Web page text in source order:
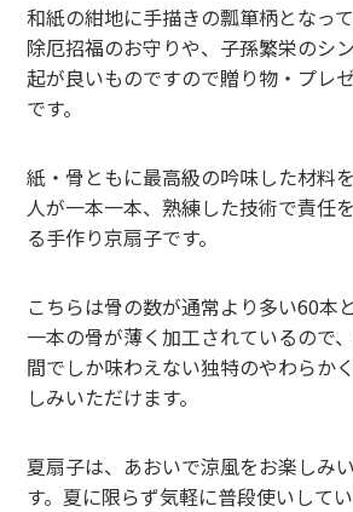
和紙の紺地に手描きの瓢箪柄となっ
除厄招福のお守りや、子孫繁栄のシ
起が良いものですので贈り物・プレ
です。
紙・骨ともに最高級の吟味した材料
人が一本一本、熟練した技術で責任
る手作り京扇子です。
こちらは骨の数が通常より多い60本
一本の骨が薄く加工されているので
間でしか味わえない独特のやわらか
しみいただけます。
夏扇子は、あおいで涼風をお楽しみ
す。夏に限らず気軽に普段使いしてい